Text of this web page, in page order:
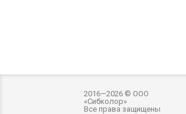
2016—2026 © ООО
«Сибколор»
Все права защищены